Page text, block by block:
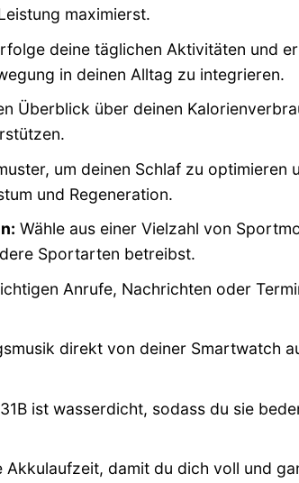
maximierst.
deine täglichen Aktivitäten und
in deinen Alltag zu integrieren.
Überblick über deinen
um deinen Schlaf zu
und Regeneration.
Wähle aus einer Vielzahl von
Sportarten betreibst.
Anrufe, Nachrichten oder
direkt von deiner Smartwatch
ist wasserdicht, sodass du sie
Akkulaufzeit, damit du dich voll und